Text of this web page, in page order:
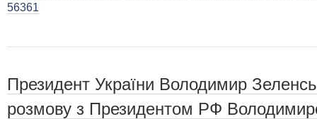
56361
Президент України Володимир
розмову з Президентом РФ